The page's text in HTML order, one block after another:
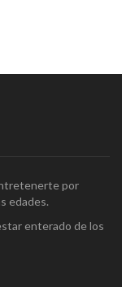
por
edades.
enterado de los